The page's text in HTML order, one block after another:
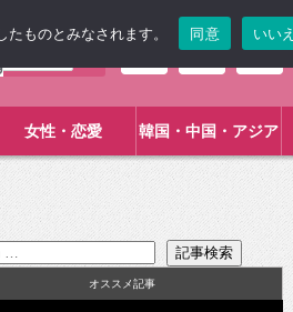
女性・恋愛 韓国・中国・アジア
オススメ記事
ものとみなされます。 同意 いいえ